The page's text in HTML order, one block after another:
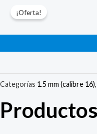
¡Oferta!
Categorías 1.5 mm (calibre 16),